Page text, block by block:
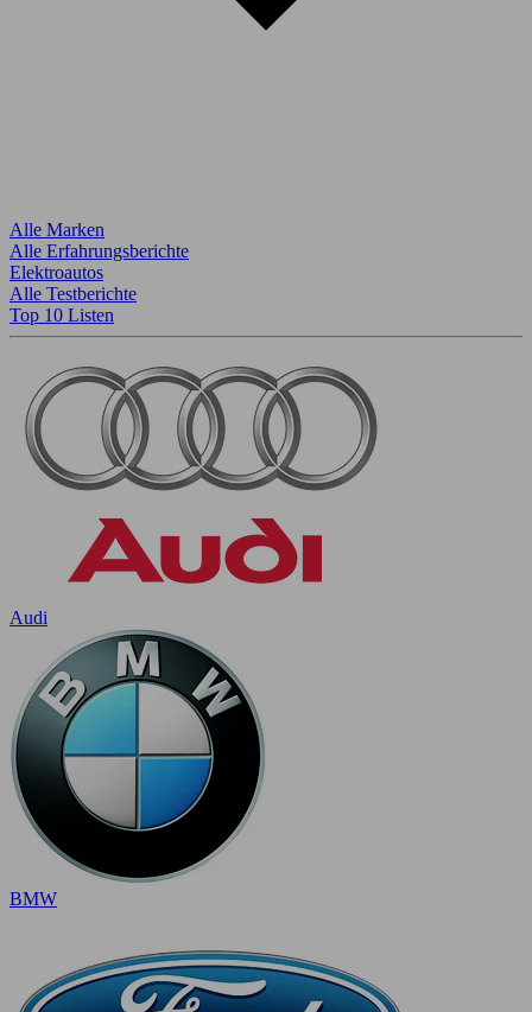
Alle Marken
Alle Erfahrungsberichte
Elektroautos
Alle Testberichte
Top 10 Listen
Audi
BMW